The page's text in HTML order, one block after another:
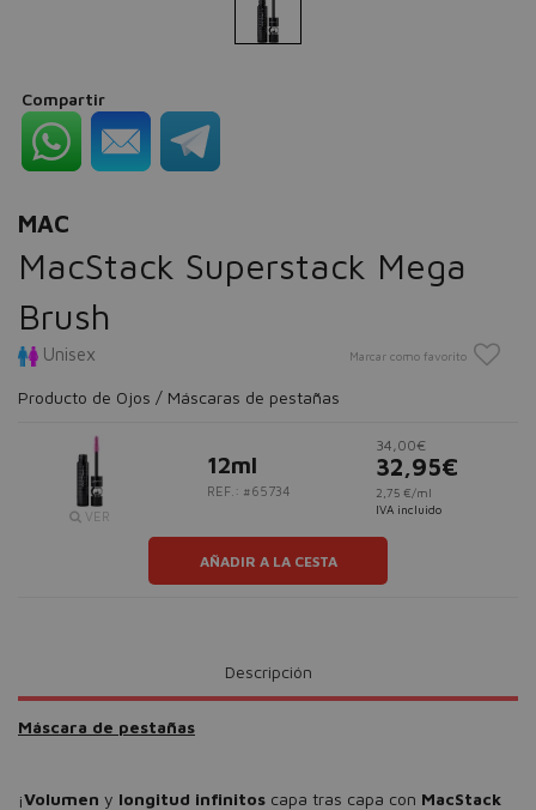
Compartir
MAC
MacStack Superstack Mega
Brush
Unisex Marcar como favorito
Producto de Ojos / Máscaras de pestañas
VER
12ml
REF.: #65734
34,00€
32,95€
2,75 €/ml
IVA incluido
AÑADIR A LA CESTA
Descripción
Máscara de pestañas
¡Volumen y longitud infinitos capa tras capa con MacStack